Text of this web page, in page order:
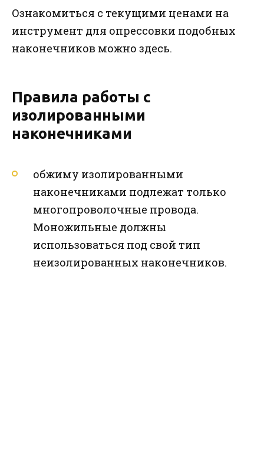
Ознакомиться с текущими ценами на
инструмент для опрессовки подобных
наконечников можно здесь.
Правила работы с
изолированными
наконечниками
обжиму изолированными
наконечниками подлежат только
многопроволочные провода.
Моножильные должны
использоваться под свой тип
неизолированных наконечников.